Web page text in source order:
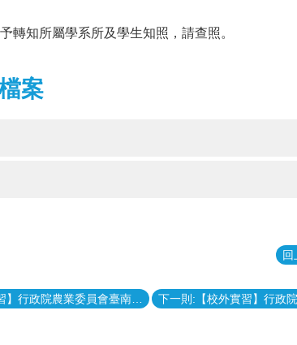
轉知所屬學系所及學生知照，請查照。
案
回